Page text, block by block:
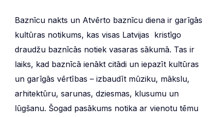
Baznīcu nakts un Atvērto baznīcu diena ir garīgās
kultūras notikums, kas visas Latvijas kristīgo
draudžu baznīcās notiek vasaras sākumā. Tas ir
laiks, kad baznīcā ienākt citādi un iepazīt kultūras
un garīgās vērtības – izbaudīt mūziku, mākslu,
arhitektūru, sarunas, dziesmas, klusumu un
lūgšanu. Šogad pasākums notika ar vienotu tēmu